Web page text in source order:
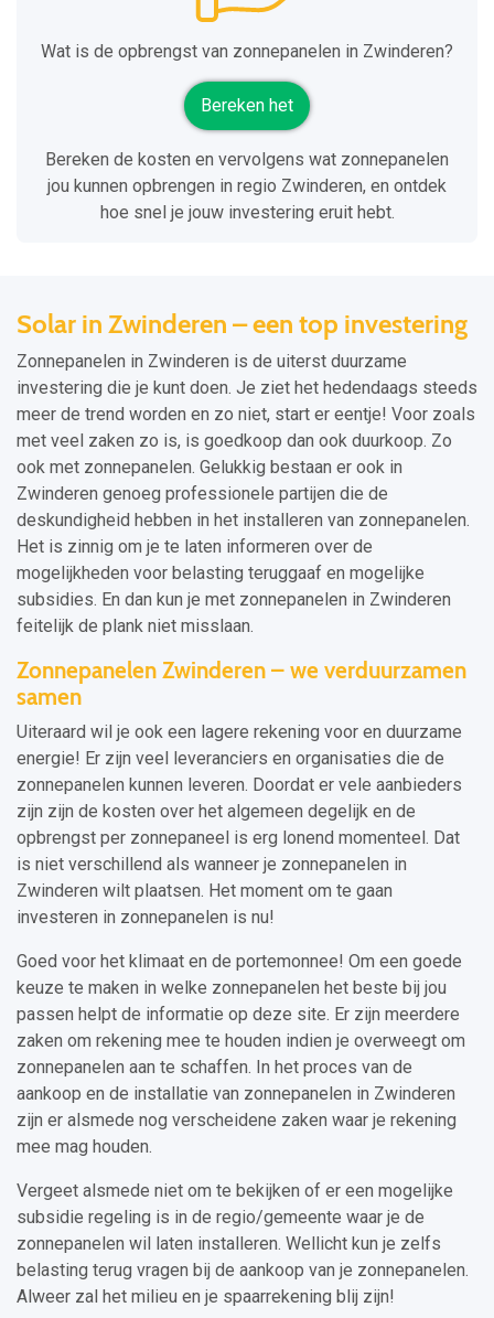
Wat is de opbrengst van zonnepanelen in Zwinderen?
Bereken het
Bereken de kosten en vervolgens wat zonnepanelen
jou kunnen opbrengen in regio Zwinderen, en ontdek
hoe snel je jouw investering eruit hebt.
Solar in Zwinderen – een top investering
Zonnepanelen in Zwinderen is de uiterst duurzame
investering die je kunt doen. Je ziet het hedendaags steeds
meer de trend worden en zo niet, start er eentje! Voor zoals
met veel zaken zo is, is goedkoop dan ook duurkoop. Zo
ook met zonnepanelen. Gelukkig bestaan er ook in
Zwinderen genoeg professionele partijen die de
deskundigheid hebben in het installeren van zonnepanelen.
Het is zinnig om je te laten informeren over de
mogelijkheden voor belasting teruggaaf en mogelijke
subsidies. En dan kun je met zonnepanelen in Zwinderen
feitelijk de plank niet misslaan.
Zonnepanelen Zwinderen – we verduurzamen
samen
Uiteraard wil je ook een lagere rekening voor en duurzame
energie! Er zijn veel leveranciers en organisaties die de
zonnepanelen kunnen leveren. Doordat er vele aanbieders
zijn zijn de kosten over het algemeen degelijk en de
opbrengst per zonnepaneel is erg lonend momenteel. Dat
is niet verschillend als wanneer je zonnepanelen in
Zwinderen wilt plaatsen. Het moment om te gaan
investeren in zonnepanelen is nu!
Goed voor het klimaat en de portemonnee! Om een goede
keuze te maken in welke zonnepanelen het beste bij jou
passen helpt de informatie op deze site. Er zijn meerdere
zaken om rekening mee te houden indien je overweegt om
zonnepanelen aan te schaffen. In het proces van de
aankoop en de installatie van zonnepanelen in Zwinderen
zijn er alsmede nog verscheidene zaken waar je rekening
mee mag houden.
Vergeet alsmede niet om te bekijken of er een mogelijke
subsidie regeling is in de regio/gemeente waar je de
zonnepanelen wil laten installeren. Wellicht kun je zelfs
belasting terug vragen bij de aankoop van je zonnepanelen.
Alweer zal het milieu en je spaarrekening blij zijn!